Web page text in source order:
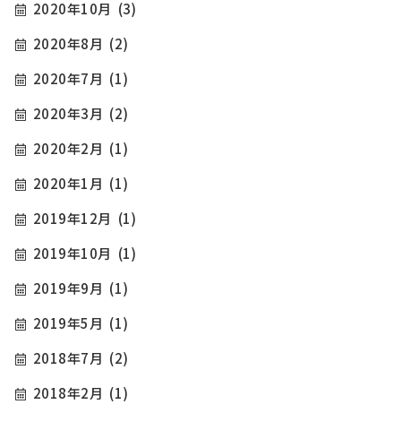
2020年10月 (3)
2020年8月 (2)
2020年7月 (1)
2020年3月 (2)
2020年2月 (1)
2020年1月 (1)
2019年12月 (1)
2019年10月 (1)
2019年9月 (1)
2019年5月 (1)
2018年7月 (2)
2018年2月 (1)